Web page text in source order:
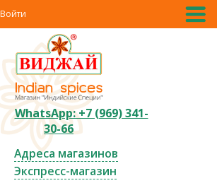
Войти
WhatsApp: +7 (969) 341-
30-66
Адреса магазинов
Экспресс-магазин